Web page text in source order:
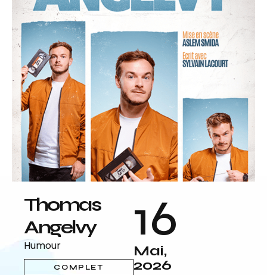
Thomas
Angelvy
Humour
COMPLET
16
Mai,
2026